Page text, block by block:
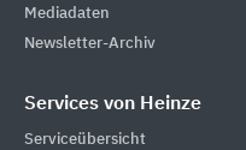
Mediadaten
Newsletter-Archiv
Services von Heinze
Serviceübersicht